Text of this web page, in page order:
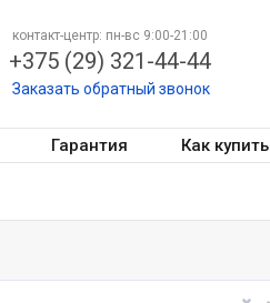
контакт-центр: пн-вс 9:00-21:00
+375 (29) 321-44-44
Заказать обратный звонок
Гарантия Как купить